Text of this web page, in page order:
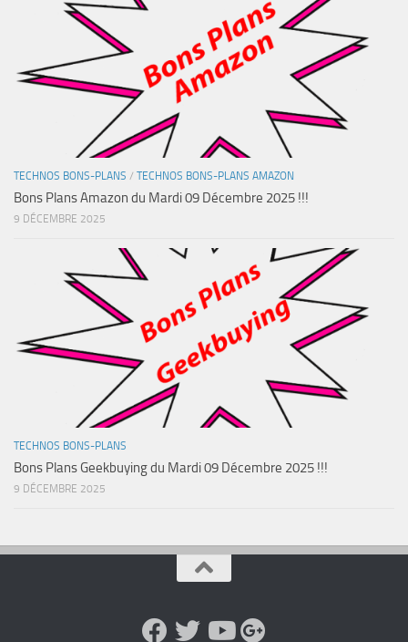
TECHNOS BONS-PLANS / TECHNOS BONS-PLANS AMAZON
Bons Plans Amazon du Mardi 09 Décembre 2025 !!!
9 DÉCEMBRE 2025
TECHNOS BONS-PLANS
Bons Plans Geekbuying du Mardi 09 Décembre 2025 !!!
9 DÉCEMBRE 2025